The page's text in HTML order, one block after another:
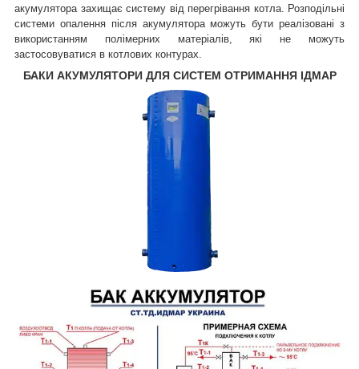
акумулятора захищає систему від перегрівання котла. Розподільні
системи опалення після акумулятора можуть бути реалізовані з
використанням полімерних матеріалів, які не можуть
застосовуватися в котлових контурах.
БАКИ АКУМУЛЯТОРИ ДЛЯ СИСТЕМ ОТРИМАННЯ ІДМАР